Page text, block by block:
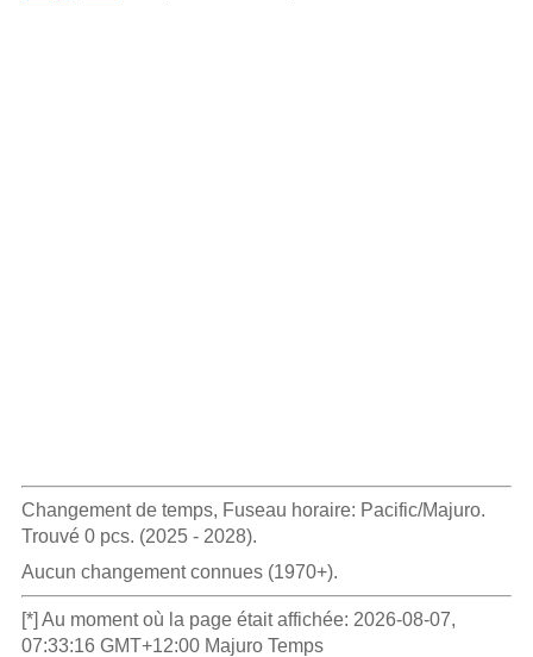
Changement de temps, Fuseau horaire: Pacific/Majuro.
Trouvé 0 pcs. (2025 - 2028).
Aucun changement connues (1970+).
[*] Au moment où la page était affichée: 2026-08-07,
07:33:16 GMT+12:00 Majuro Temps